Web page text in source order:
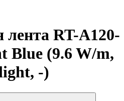
лента RT-A120-
Blue (9.6 W/m,
-)